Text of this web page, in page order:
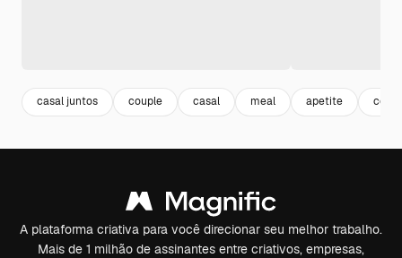
casal juntos couple casal meal apetite
A plataforma criativa para você direcionar seu melhor trabalho.
Mais de 1 milhão de assinantes entre criativos, empresas,